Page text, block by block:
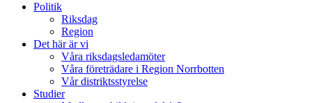
Politik
Riksdag
Region
Det här är vi
Våra riksdagsledamöter
Våra företrädare i Region Norrbotten
Vår distriktsstyrelse
Studier